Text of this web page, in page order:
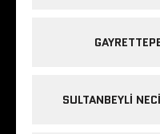
SULTANBEYLI